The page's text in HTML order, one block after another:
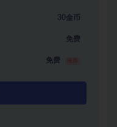
30金币
免费
免费